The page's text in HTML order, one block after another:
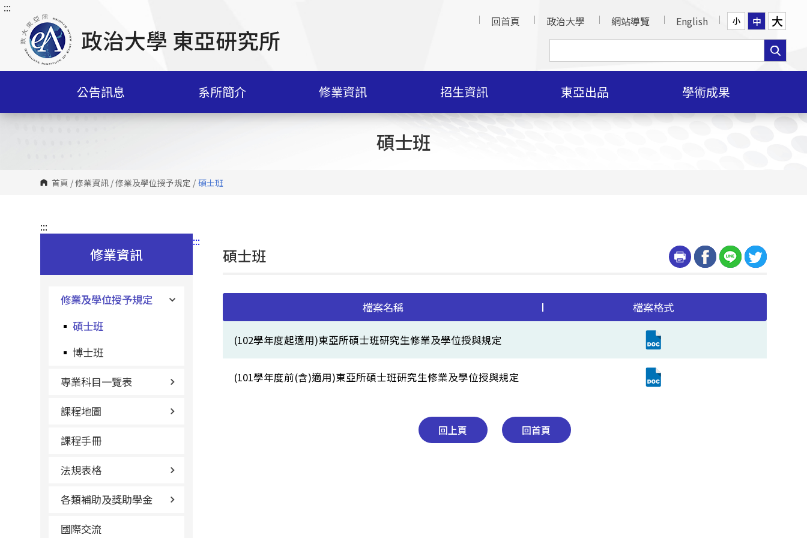
跳
內
塊
:::
回首頁
政治大學 網站導覽 English 小 中 大
公告訊息 系所簡介 修業資訊 招生資訊 東亞出品 學術成果
碩士班
首頁 /修業資訊 /修業及學位授予規定 / 碩士班
:::
修業資訊
修業及學位授予規定
碩士班
博士班
專業科目一覽表
課程地圖
課程手冊
法規表格
各類補助及獎助學金
國際交流
:::
碩士班
檔案名稱 檔案格式
(102學年度起適用)東亞所碩士班研究生修業及學位授與規定
(101學年度前(含)適用)東亞所碩士班研究生修業及學位授與規定
回上頁 回首頁